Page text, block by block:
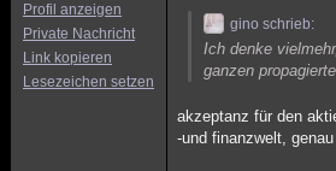
Profil anzeigen
Private Nachricht
Link kopieren
Lesezeichen setzen
gino schrieb:
Ich denke
ganzen
akzeptanz für den
-und finanzwelt,